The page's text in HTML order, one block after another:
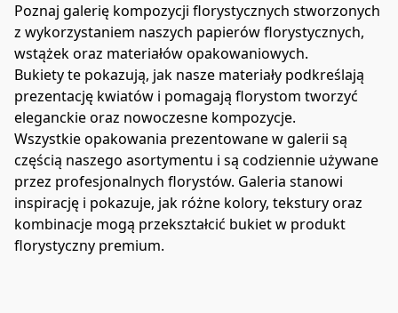
Poznaj galerię kompozycji florystycznych stworzonych
z wykorzystaniem naszych papierów florystycznych,
wstążek oraz materiałów opakowaniowych.
Bukiety te pokazują, jak nasze materiały podkreślają
prezentację kwiatów i pomagają florystom tworzyć
eleganckie oraz nowoczesne kompozycje.
Wszystkie opakowania prezentowane w galerii są
częścią naszego asortymentu i są codziennie używane
przez profesjonalnych florystów. Galeria stanowi
inspirację i pokazuje, jak różne kolory, tekstury oraz
kombinacje mogą przekształcić bukiet w produkt
florystyczny premium.